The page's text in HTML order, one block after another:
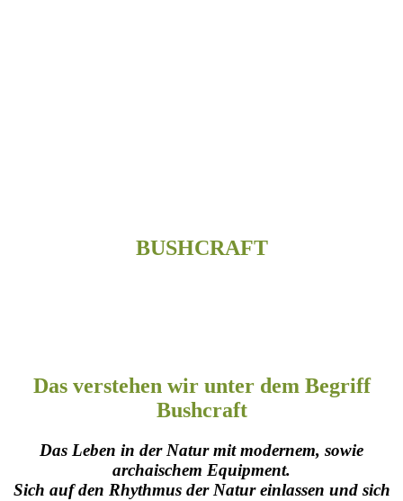
BUSHCRAFT
Das verstehen wir unter dem Begriff
Bushcraft
Das Leben in der Natur mit modernem, sowie
archaischem Equipment.
Sich auf den Rhythmus der Natur einlassen und sich